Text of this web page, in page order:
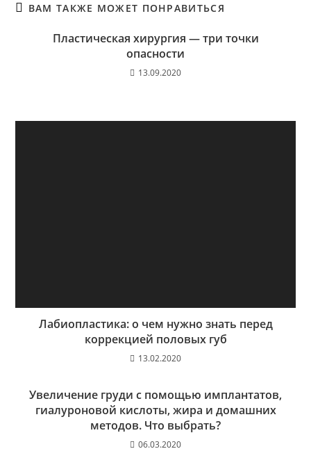
ВАМ ТАКЖЕ МОЖЕТ ПОНРАВИТЬСЯ
Пластическая хирургия — три точки
опасности
13.09.2020
Лабиопластика: о чем нужно знать перед
коррекцией половых губ
13.02.2020
Увеличение груди с помощью имплантатов,
гиалуроновой кислоты, жира и домашних
методов. Что выбрать?
06.03.2020